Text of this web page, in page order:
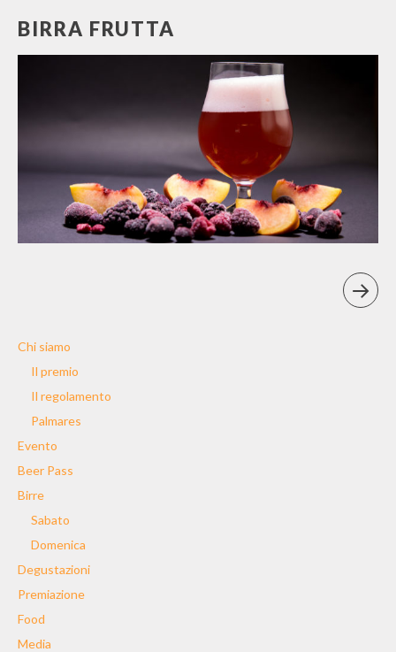
BIRRA FRUTTA
Chi siamo
Il premio
Il regolamento
Palmares
Evento
Beer Pass
Birre
Sabato
Domenica
Degustazioni
Premiazione
Food
Media